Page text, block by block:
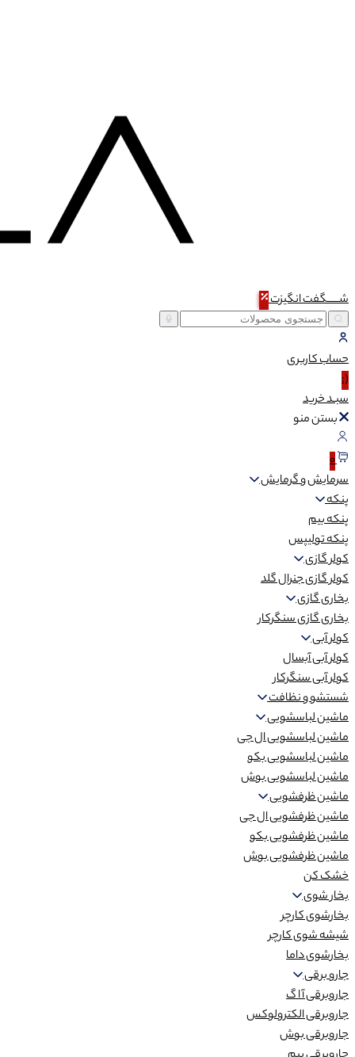
شـــــگفتانگیزت
حسابکاربری
(:
سبـدخرید
بستن منو
0
سرمایش و گرمایش
پنکه
پنکه بیم
پنکه تولیپس
کولر گازی
کولر گازی جنرال گلد
بخاری گازی
بخاری گازی سنگرکار
کولر آبی
کولر آبی آبسال
کولر آبی سنگرکار
شستشو و نظافت
ماشین لباسشویی
ماشین لباسشویی ال جی
ماشین لباسشویی بکو
ماشین لباسشویی بوش
ماشین ظرفشویی
ماشین ظرفشویی ال جی
ماشین ظرفشویی بکو
ماشین ظرفشویی بوش
خشک کن
بخار شوی
بخارشوی کارچر
شیشه شوی کارچر
بخارشوی داما
جارو برقی
جاروبرقی آ ا گ
جاروبرقی الکترولوکس
جاروبرقی بوش